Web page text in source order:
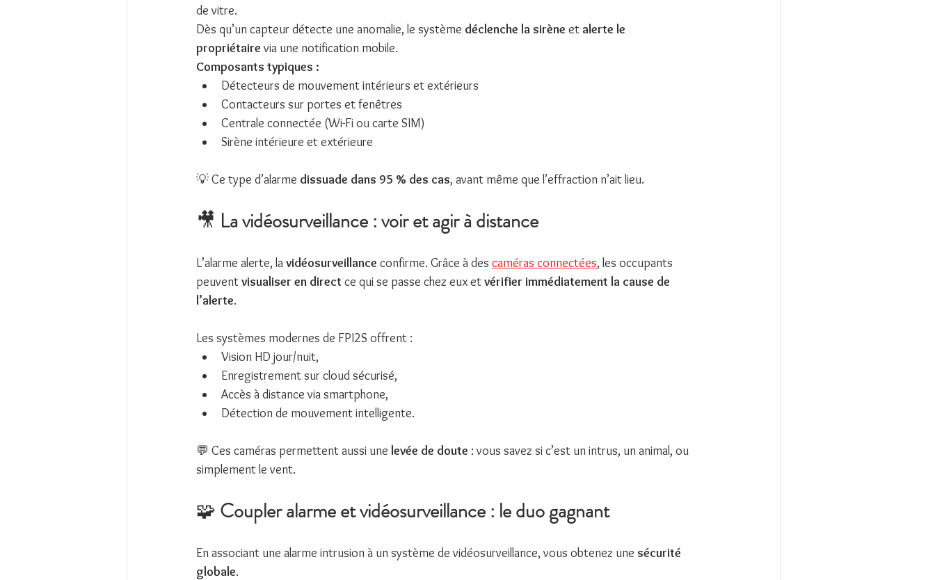
de vitre.
Dès qu’un capteur détecte une anomalie, le système déclenche la sirène et alerte le
propriétaire via une notification mobile.
Composants typiques :
Détecteurs de mouvement intérieurs et extérieurs
Contacteurs sur portes et fenêtres
Centrale connectée (Wi-Fi ou carte SIM)
Sirène intérieure et extérieure
💡 Ce type d’alarme dissuade dans 95 % des cas, avant même que l’effraction n’ait lieu.
🎥 La vidéosurveillance : voir et agir à distance
L’alarme alerte, la vidéosurveillance confirme. Grâce à des caméras connectées, les occupants
peuvent visualiser en direct ce qui se passe chez eux et vérifier immédiatement la cause de
l’alerte.
Les systèmes modernes de FPI2S offrent :
Vision HD jour/nuit,
Enregistrement sur cloud sécurisé,
Accès à distance via smartphone,
Détection de mouvement intelligente.
💬 Ces caméras permettent aussi une levée de doute : vous savez si c’est un intrus, un animal, ou
simplement le vent.
🧩 Coupler alarme et vidéosurveillance : le duo gagnant
En associant une alarme intrusion à un système de vidéosurveillance, vous obtenez une sécurité
globale.